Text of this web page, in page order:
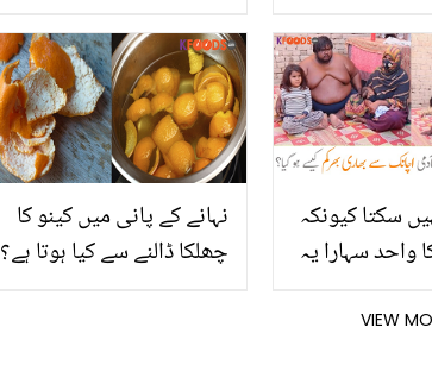
شادی سے متعلق کیا بتایا؟
کیا الفاظ کہے؟
نہانے کے پانی میں کینو کا
چھلکا ڈالنے سے کیا ہوتا ہے؟
سکتا کیونکہ
کا واحد سہارا یہ
VIEW